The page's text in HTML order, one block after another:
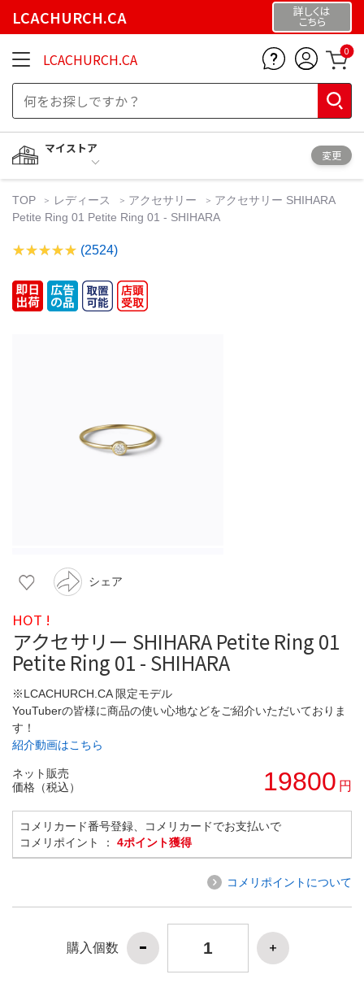
LCACHURCH.CA 詳しくは
こちら
LCACHURCH.CA 0
マイストア
変更
TOP レディース アクセサリー
アクセサリー SHIHARA
Petite Ring 01 Petite Ring 01 - SHIHARA
(2524)
シェア
HOT !
アクセサリー SHIHARA Petite Ring 01
Petite Ring 01 - SHIHARA
※LCACHURCH.CA 限定モデル
YouTuberの皆様に商品の使い心地などをご紹介いただいておりま
す！
紹介動画はこちら
ネット販売
価格（税込）
19800 円
コメリカード番号登録、コメリカードでお支払いで
コメリポイント ： 4ポイント獲得
コメリポイントについて
購入個数